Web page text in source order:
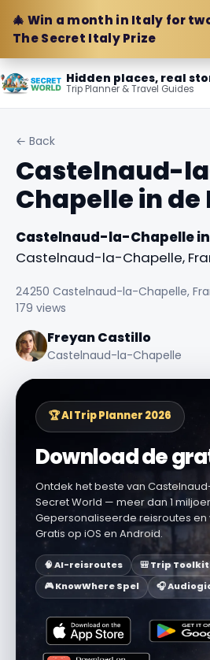
🎄 Win a month in Italy for
The Secret Italy Prize
Hidden places, real
Trip Planner & Travel Guides
← Back
Castelnaud-
Chapelle in
Castelnaud-la-Chapelle
Castelnaud-la-Chapelle,
24250 Castelnaud-la-Chapelle,
179 views
Freyan Castillo
Castelnaud-la-Chapelle
🏆 AI Trip Planner 2026
Download de
Ontdek het beste van
Secret World — meer dan 1
Gepersonaliseerde reisroutes
Gratis op iOS en Android.
🧠 AI-reisroutes
🎒 Trip Toolkit
🎮 KnowWhere Spel
🎧